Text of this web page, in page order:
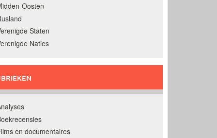
Oosten
Staten
Naties
en documentaires